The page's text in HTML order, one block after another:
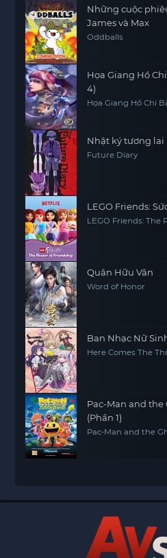
Những cuộc
James và Max
Oddballs
Họa Giang Hồ
4)
Họa Giang Hồ Chi
Nhật ký tương lai
Future Diary
LEGO Friends:
LEGO Friends: The
Quân Hữu Vân
Word of Honor
Ban Nhạc Nữ
Here Comes The
Pac-Man and the
(Phần 1)
Pac-Man and the